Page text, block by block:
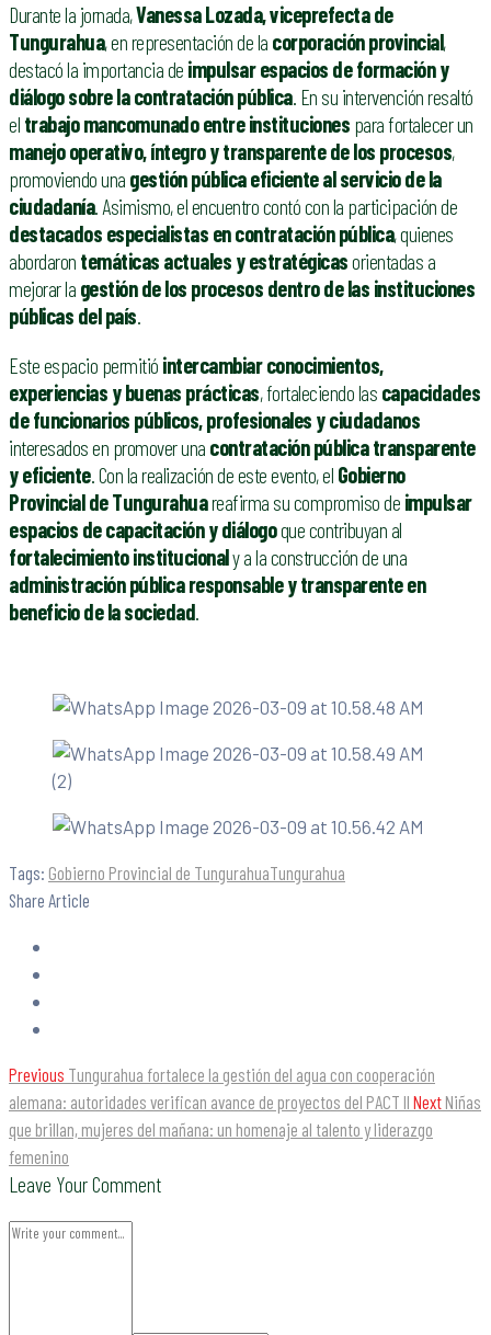
Durante la jornada,Vanessa Lozada, viceprefecta de
Tungurahua, en representación de la corporación provincial,
destacó la importancia de impulsar espacios de formación y
diálogo sobre la contratación pública. En su intervención resaltó
el trabajo mancomunado entre instituciones para fortalecer un
manejo operativo, íntegro y transparente de los procesos,
promoviendo una gestión pública eficiente al servicio de la
ciudadanía. Asimismo, el encuentro contó con la participación de
destacados especialistas en contratación pública, quienes
abordaron temáticas actuales y estratégicasorientadas a
mejorar la gestión de los procesos dentro de las instituciones
públicas del país.
Este espacio permitió intercambiar conocimientos,
experiencias y buenas prácticas, fortaleciendo las capacidades
de funcionarios públicos, profesionales y ciudadanos
interesados en promover una contratación pública transparente
y eficiente. Con la realización de este evento, el Gobierno
Provincial de Tungurahuareafirma su compromiso de impulsar
espacios de capacitación y diálogoque contribuyan al
fortalecimiento institucionaly a la construcción de una
administración pública responsable y transparente en
beneficio de la sociedad.
Tags: Gobierno Provincial de TungurahuaTungurahua
Share Article
Previous Tungurahua fortalece la gestión del agua con cooperación
alemana: autoridades verifican avance de proyectos del PACT II Next Niñas
que brillan, mujeres del mañana: un homenaje al talento y liderazgo
femenino
Leave Your Comment